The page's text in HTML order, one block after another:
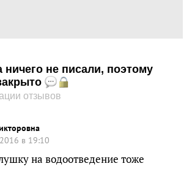
ничего не писали, поэтому
отзывов
в 19:10
на водоотведение тоже